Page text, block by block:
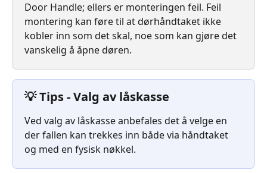
Door Handle; ellers er monteringen feil. Feil
montering kan føre til at dørhåndtaket ikke
kobler inn som det skal, noe som kan gjøre det
vanskelig å åpne døren.
💡 Tips - Valg av låskasse
Ved valg av låskasse anbefales det å velge en
der fallen kan trekkes inn både via håndtaket
og med en fysisk nøkkel.